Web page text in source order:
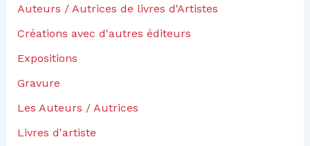
s
e
m
i
l
Auteurs / Autrices de livres d'Artistes
Créations avec d'autres éditeurs
Expositions
Gravure
Les Auteurs / Autrices
Livres d'artiste